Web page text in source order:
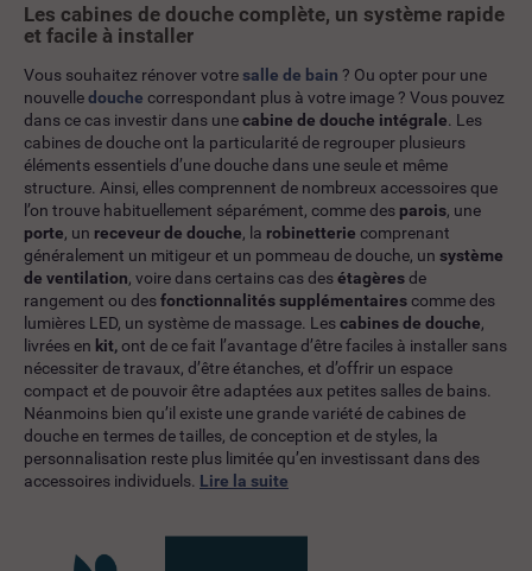
Les cabines de douche complète, un système rapide
et facile à installer
Vous souhaitez rénover votresalle de bain ? Ou opter pour une
nouvelledouche correspondant plus à votre image ? Vous pouvez
dans ce cas investir dans unecabine de douche intégrale. Les
cabines de douche ont la particularité de regrouper plusieurs
éléments essentiels d’une douche dans une seule et même
structure. Ainsi, elles comprennent de nombreux accessoires que
l’on trouve habituellement séparément, comme des parois, une
porte, un receveur de douche, la robinetterie comprenant
généralement un mitigeur et un pommeau de douche, un système
de ventilation, voire dans certains cas desétagères de
rangement ou desfonctionnalités supplémentairescomme des
lumières LED, un système de massage. Lescabines de douche,
livrées en kit,ont de ce fait l’avantage d’être faciles à installer sans
nécessiter de travaux, d’être étanches, et d’offrir un espace
compact et de pouvoir être adaptées aux petites salles de bains.
Néanmoins bien qu’il existe une grande variété de cabines de
douche en termes de tailles, de conception et de styles, la
personnalisation reste plus limitée qu’en investissant dans des
accessoires individuels. Lire la suite